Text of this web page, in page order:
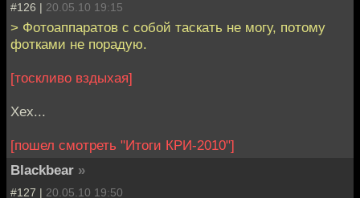
#126 | 20.05.10 19:15
> Фотоаппаратов с собой таскать не могу, потому
фотками не порадую.
[тоскливо вздыхая]
Хех...
[пошел смотреть "Итоги КРИ-2010"]
Blackbear »
#127 | 20.05.10 19:50